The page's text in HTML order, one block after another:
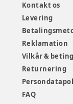
Kontakt os
Levering
Reklamation
Vilkår &
Returnering
FAQ